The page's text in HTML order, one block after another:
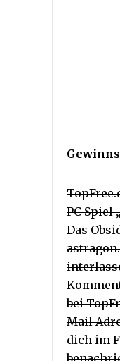
PC-Spiel
Das
bei
Mail
dich im